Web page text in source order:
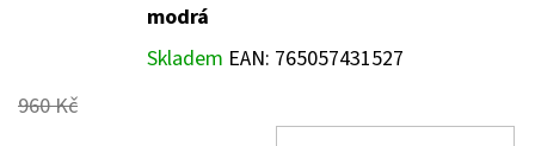
modrá
Skladem EAN: 765057431527
960 Kč